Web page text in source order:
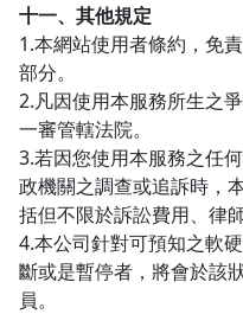
十一、其他規定
1.本網站使用者條約，免
部分。
2.凡因使用本服務所生之
一審管轄法院。
3.若因您使用本服務之任
政機關之調查或追訴時，
括但不限於訴訟費用、律
4.本公司針對可預知之軟
斷或是暫停者，將會於該
員。